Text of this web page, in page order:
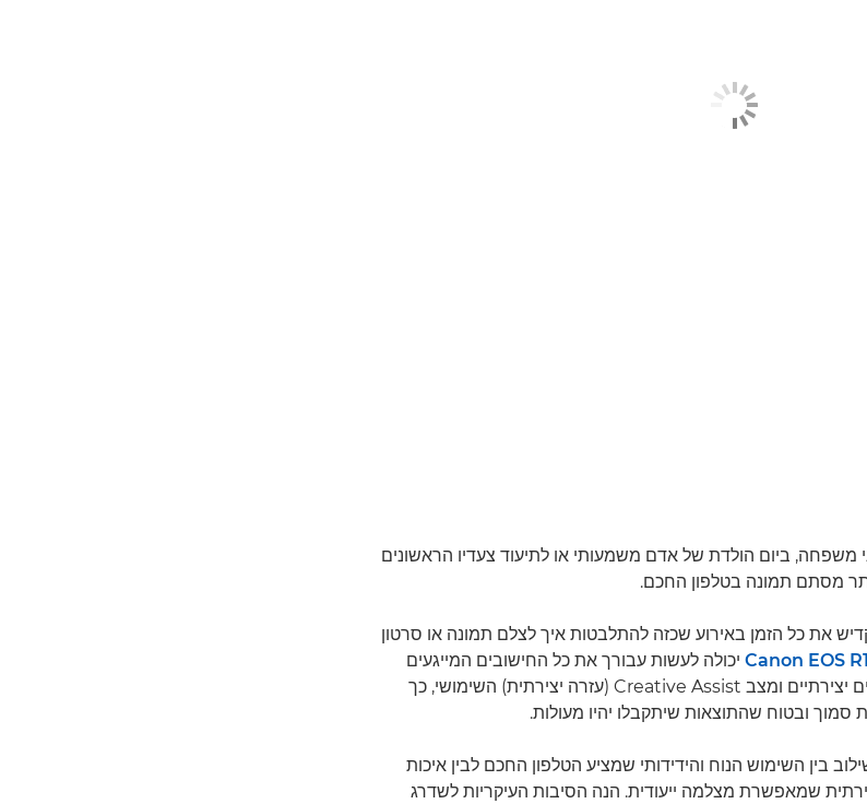
ביום הולדת של אדם משמעותי או לתיעוד צעדיו הראשונים
מסתם תמונה בטלפון החכם.
את כל הזמן באירוע שכזה להתלבטות איך לצלם תמונה או סרטון
Canon EOS יכולה לעשות עבורך את כל החישובים המייגעים
בעזרת פונקציות אוטומטיות, מסננים יצירתיים ומצב Creative Assist (עזרה יצירתית) השימושי, כך
סמוך ובטוח שהתוצאות שיתקבלו יהיו מעולות.
בין השימוש הנוח והידידותי שמציע הטלפון החכם לבין איכות
שמאפשרת מצלמה ייעודית. הנה הסיבות העיקריות לשדרג